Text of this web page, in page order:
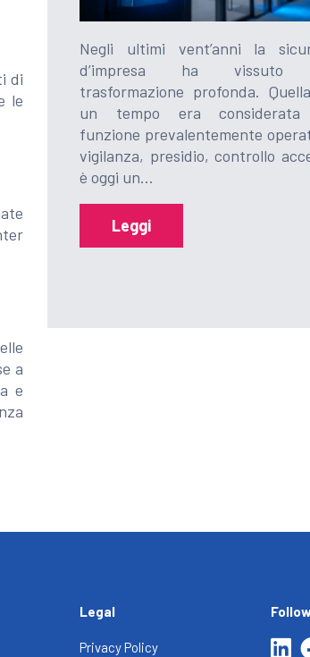
di
le
a
e
Negli ultimi vent’anni la
d’impresa ha vissuto
trasformazione profonda.
un tempo era considerata
funzione prevalentemente
vigilanza, presidio, controllo
è oggi un…
Leggi
Legal
Privacy Policy